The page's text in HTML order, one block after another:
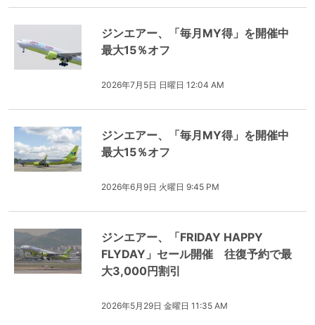
ジンエアー、「毎月MY得」を開催中
最大15％オフ
2026年7月5日 日曜日 12:04 AM
ジンエアー、「毎月MY得」を開催中
最大15％オフ
2026年6月9日 火曜日 9:45 PM
ジンエアー、「FRIDAY HAPPY
FLYDAY」セール開催 往復予約で最
大3,000円割引
2026年5月29日 金曜日 11:35 AM